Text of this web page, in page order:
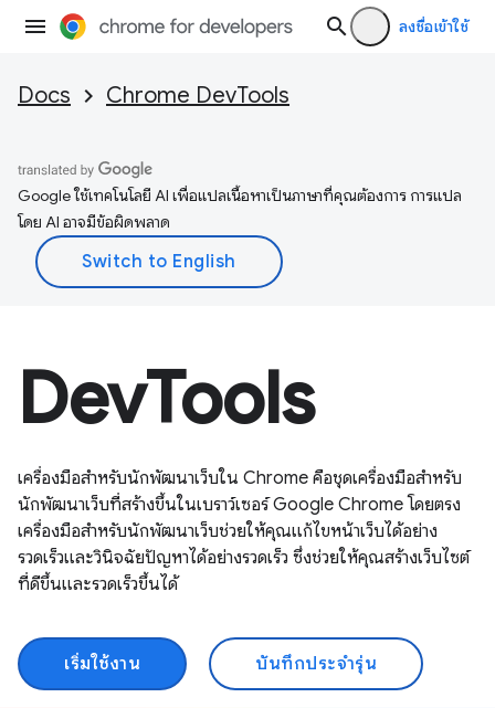
ลงชื่อเข้าใช้
Docs Chrome DevTools
Google ใช้เทคโนโลยี AI เพื่อแปลเนื้อหาเป็นภาษาที่คุณต้องการ การแปล
โดย AI อาจมีข้อผิดพลาด
DevTools
เครื่องมือสำหรับนักพัฒนาเว็บใน Chrome คือชุดเครื่องมือสําหรับ
นักพัฒนาเว็บที่สร้างขึ้นในเบราว์เซอร์ Google Chrome โดยตรง
เครื่องมือสำหรับนักพัฒนาเว็บช่วยให้คุณแก้ไขหน้าเว็บได้อย่าง
รวดเร็วและวินิจฉัยปัญหาได้อย่างรวดเร็ว ซึ่งช่วยให้คุณสร้างเว็บไซต์
ที่ดีขึ้นและรวดเร็วขึ้นได้
เริ่มใช้งาน บันทึกประจำรุ่น